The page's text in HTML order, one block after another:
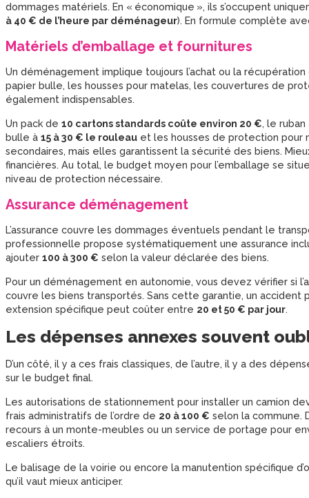
dommages matériels. En « économique », ils s’occupent
à 40 € de l’heure par déménageur). En formule complète
Matériels d’emballage et fournitures
Un déménagement implique toujours l’achat ou la
papier bulle, les housses pour matelas, les couvertures de
également indispensables.
Un pack de 10 cartons standards coûte environ 20 €, le
bulle à 15 à 30 € le rouleau et les housses de protection pour
secondaires, mais elles garantissent la sécurité des biens.
financières. Au total, le budget moyen pour l’emballage se
niveau de protection nécessaire.
Assurance déménagement
L’assurance couvre les dommages éventuels pendant le
professionnelle propose systématiquement une assurance
ajouter 100 à 300 € selon la valeur déclarée des biens.
Pour un déménagement en autonomie, vous devez vérifier si
couvre les biens transportés. Sans cette garantie, un
extension spécifique peut coûter entre 20 et 50 € par jour.
Les dépenses annexes souvent
D’un côté, il y a ces frais classiques, de l’autre, il y a des
sur le budget final.
Les autorisations de stationnement pour installer un camion
frais administratifs de l’ordre de 20 à 100 € selon la commune.
recours à un monte-meubles ou un service de portage pour
escaliers étroits.
Le balisage de la voirie ou encore la manutention spécifique
qu’il vaut mieux anticiper.